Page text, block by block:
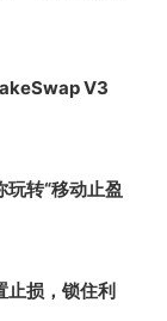
V3
转“移动止盈
损，锁住利